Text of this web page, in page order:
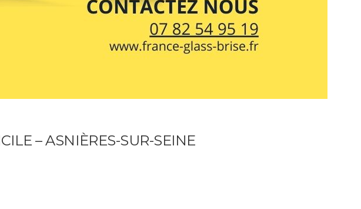
– ASNIÈRES-SUR-SEINE